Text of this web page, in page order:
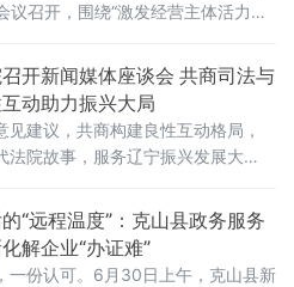
召开，围绕“激发经营主体活力，
审议通过了《关于“激发经营主体活
共邵阳市委、市人民政府的建议
市政协围绕同一议题，完成了从
到建言建策的
开新闻媒体座谈会 共商司法与
动助力振兴大局
见建议，共商构建良性互动格局，
法院故事，服务辽宁振兴发展大
观学习教育省委第七督导组组长任
省委宣传部副部长琚慧敏，省委政
主任朱贺麟，省委网信办副主任
“远程温度”：克山县政务服务
解企业“办证难”
一份认可。6月30日上午，克山县新